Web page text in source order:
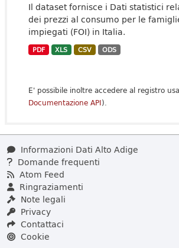
Il dataset fornisce i Dati statistici
dei prezzi al consumo per le
impiegati (FOI) in Italia.
PDF XLS CSV ODS
E' possibile inoltre accedere al registro
Documentazione API).
Informazioni Dati Alto Adige
Domande frequenti
Atom Feed
Ringraziamenti
Note legali
Privacy
Contattaci
Cookie